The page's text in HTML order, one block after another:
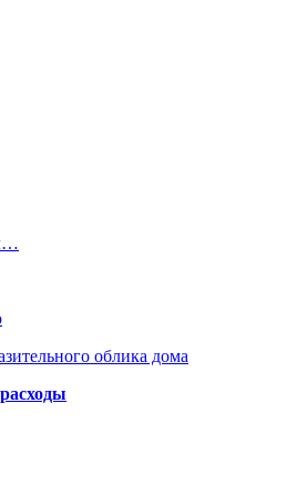
облика дома